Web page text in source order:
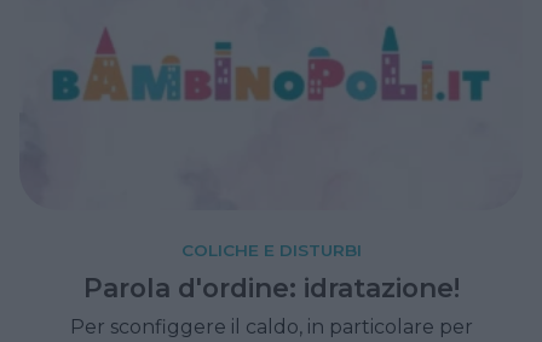
COLICHE E DISTURBI
Parola d'ordine: idratazione!
Per sconfiggere il caldo, in particolare per